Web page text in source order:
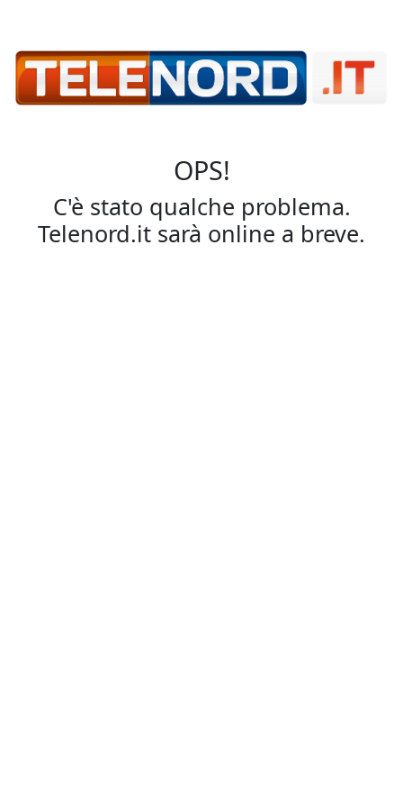
OPS!
C'è stato qualche problema.
Telenord.it sarà online a breve.